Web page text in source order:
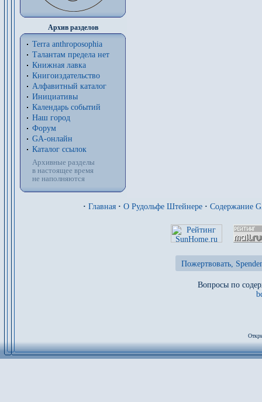
Архив разделов
Terra anthroposophia
Талантам предела нет
Книжная лавка
Книгоиздательство
Алфавитный каталог
Инициативы
Календарь событий
Наш город
Форум
GA-онлайн
Каталог ссылок
Архивные разделы
в настоящее время
не наполняются
· Главная · О Рудольфе Штейнере · Содержание
Пожертвовать,
Вопросы по